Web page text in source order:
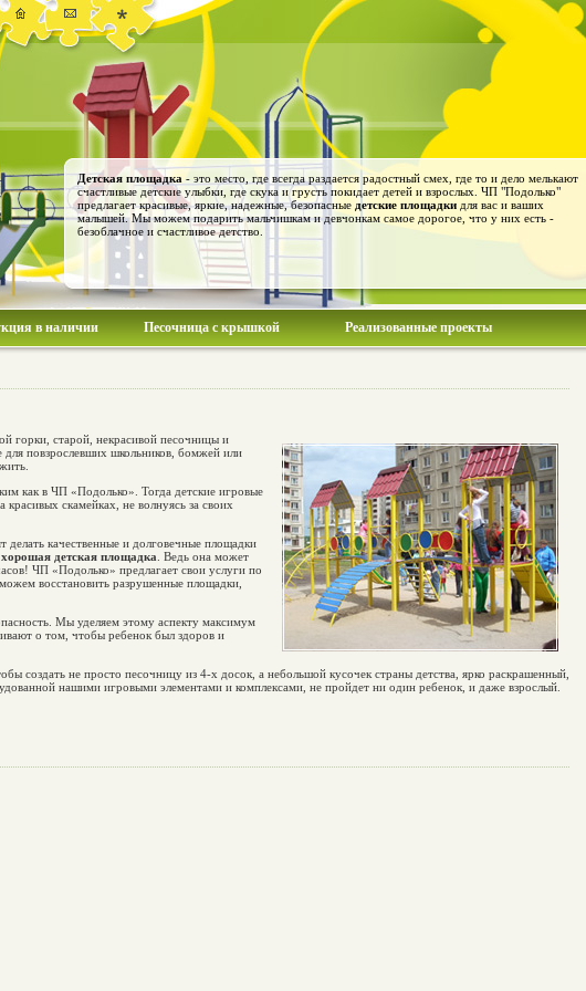
Детская площадка - это место, где всегда раздается радостный смех, где то и дело мелькают
счастливые детские улыбки, где скука и грусть покидает детей и взрослых. ЧП "Подолько"
предлагает красивые, яркие, надежные, безопасные детские площадки для вас и ваших
малышей. Мы можем подарить мальчишкам и девчонкам самое дорогое, что у них есть -
безоблачное и счастливое детство.
в наличии Песочница с крышкой Реализованные проекты
горки, старой, некрасивой песочницы и
для повзрослевших школьников, бомжей или
как в ЧП «Подолько». Тогда детские игровые
скамейках, не волнуясь за своих
качественные и долговечные площадки
хорошая детская площадка . Ведь она может
ЧП «Подолько» предлагает свои услуги по
восстановить разрушенные площадки,
Мы уделяем этому аспекту максимум
о том, чтобы ребенок был здоров и
создать не просто песочницу из 4-х досок, а небольшой кусочек страны детства, ярко раскрашенный,
нашими игровыми элементами и комплексами, не пройдет ни один ребенок, и даже взрослый.